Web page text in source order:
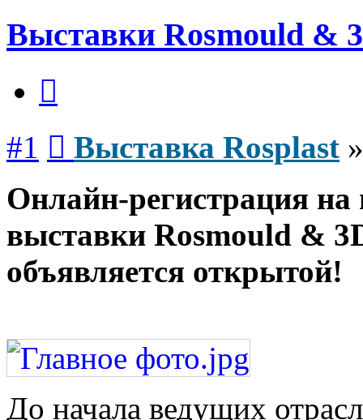
Выставки Rosmould &
#1 Выставка Rosplast
Онлайн-регистрация
выставки Rosmould &
объявляется открытой!
До начала ведущих